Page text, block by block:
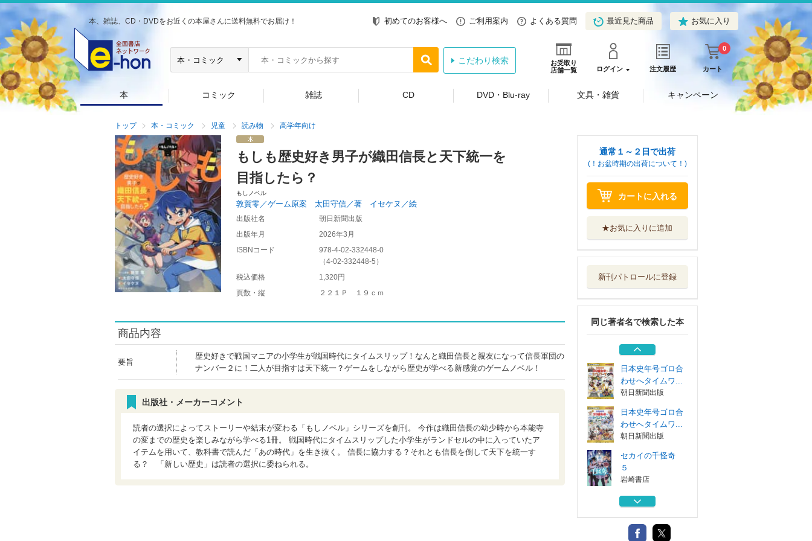
本、雑誌、CD・DVDをお近くの本屋さんに送料無料でお届け！ 初めてのお客様へ ご利用案内 よくある質問 最近見た商品 お気に入り
お受取り
店舗一覧
ログイン 注文履歴 カート
0
こだわり検索
本 コミック 雑誌 CD DVD・Blu-ray 文具・雑貨 キャンペーン
トップ 本・コミック 児童 読み物 高学年向け
もしも歴史好き男子が織田信長と天下統一を
目指したら？
もしノベル
敦賀零／ゲーム原案 太田守信／著 イセケヌ／絵
出版社名
朝日新聞出版
出版年月
2026年3月
ISBNコード
978-4-02-332448-0
（4-02-332448-5 ）
税込価格
1,320円
頁数・縦
２２１Ｐ １９ｃｍ
商品内容
要旨
歴史好きで戦国マニアの小学生が戦国時代にタイムスリップ！なんと織田信長と親友になって信長軍団の
ナンバー２に！二人が目指すは天下統一？ゲームをしながら歴史が学べる新感覚のゲームノベル！
出版社・メーカーコメント
読者の選択によってストーリーや結末が変わる「もしノベル」シリーズを創刊。 今作は織田信長の幼少時から本能寺
の変までの歴史を楽しみながら学べる1冊。 戦国時代にタイムスリップした小学生がランドセルの中に入っていたア
イテムを用いて、教科書で読んだ「あの時代」を生き抜く。 信長に協力する？それとも信長を倒して天下を統一す
る？ 「新しい歴史」は読者の選択に委ねられる。
通常１～２日で出荷
(！お盆時期の出荷について！)
カートに入れる
★お気に入りに追加
新刊パトロールに登録
同じ著者名で検索した本
セカイの千怪奇
５
セカイの千怪奇
岩崎書店
清少納言へタイム
ワープ 日本の...
朝日新聞出版
日本史年号ゴロ合
わせへタイムワ...
朝日新聞出版
日本史年号ゴロ合
わせへタイムワ...
朝日新聞出版
セカイの千怪奇
５
岩崎書店
セカイの千怪奇
岩崎書店